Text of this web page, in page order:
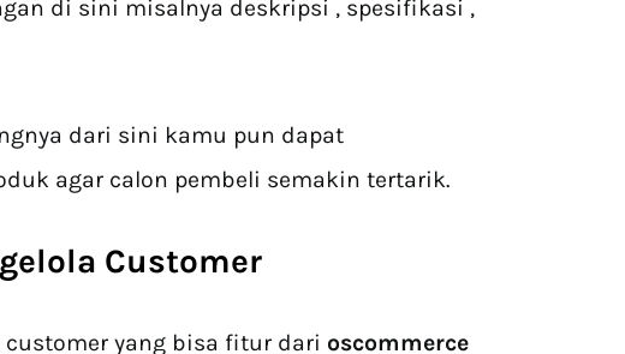
di sini misalnya deskripsi , spesifikasi ,
dari sini kamu pun dapat
agar calon pembeli semakin tertarik.
Customer
yang bisa fitur dari oscommerce